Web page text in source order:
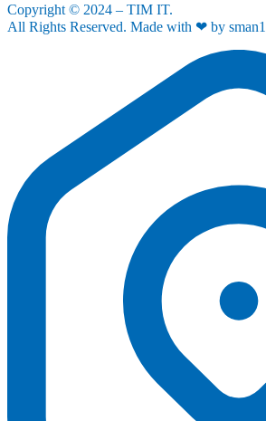
Copyright © 2024 – TIM IT.
All Rights Reserved. Made with ❤ by